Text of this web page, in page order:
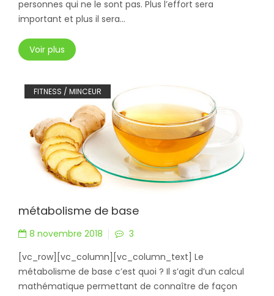
personnes qui ne le sont pas. Plus l’effort sera
important et plus il sera...
Voir plus
FITNESS / MINCEUR
métabolisme de base
8 novembre 2018
3
[vc_row][vc_column][vc_column_text] Le
métabolisme de base c’est quoi ? Il s’agit d’un calcul
mathématique permettant de connaître de façon